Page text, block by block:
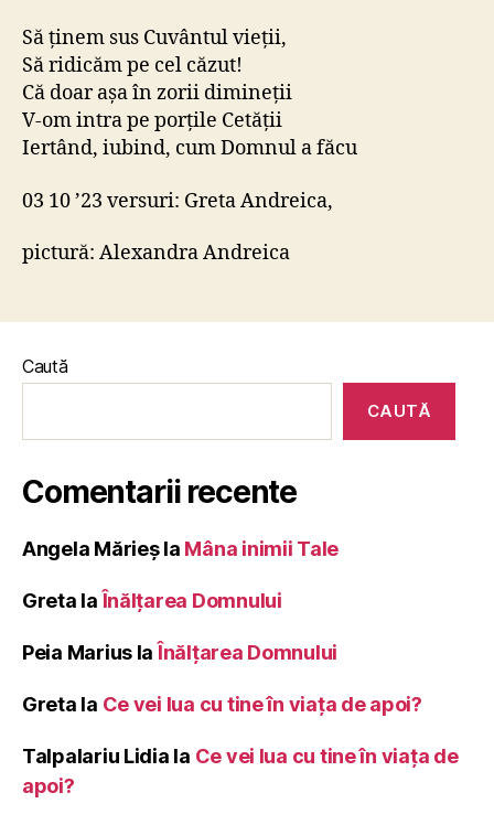
Să ținem sus Cuvântul vieții,
Să ridicăm pe cel căzut!
Că doar așa în zorii dimineții
V-om intra pe porțile Cetății
Iertând, iubind, cum Domnul a făcu
03 10 ’23 versuri: Greta Andreica,
pictură: Alexandra Andreica
Caută
CAUTĂ
Comentarii recente
Angela Mărieșla Mâna inimii Tale
Greta la Înălţarea Domnului
Peia Marius la Înălţarea Domnului
Greta la Ce vei lua cu tine în viața de apoi?
Talpalariu Lidia la Ce vei lua cu tine în viața de
apoi?